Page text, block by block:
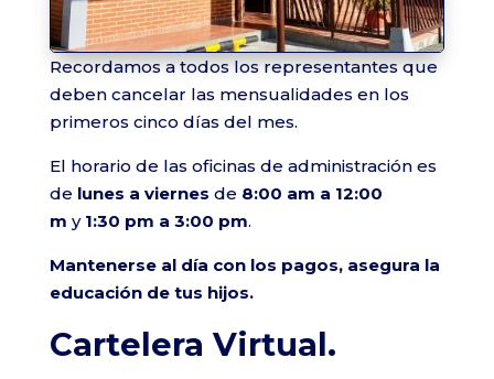
Recordamos a todos los representantes que
deben cancelar las mensualidades en los
primeros cinco días del mes.
El horario de las oficinas de administración es
de lunes a viernes de 8:00 am a 12:00
m y 1:30 pm a 3:00 pm.
Mantenerse al día con los pagos, asegura la
educación de tus hijos.
Cartelera Virtual.